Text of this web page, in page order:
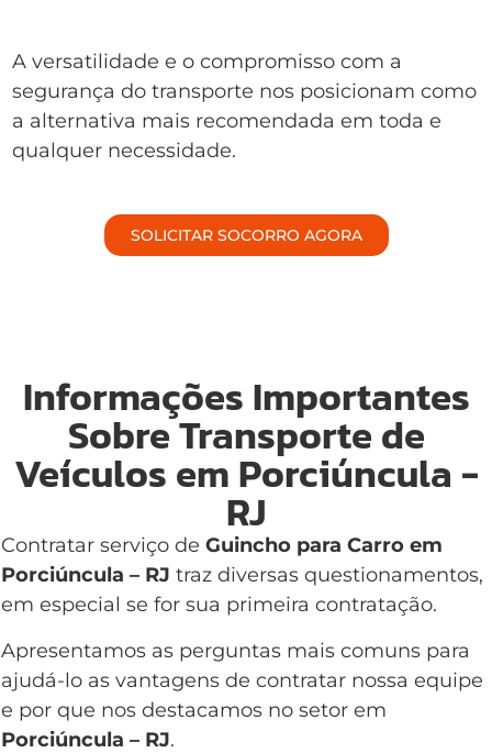
A versatilidade e o compromisso com a
segurança do transporte nos posicionam como
a alternativa mais recomendada em toda e
qualquer necessidade.
SOLICITAR SOCORRO AGORA
Informações Importantes
Sobre Transporte de
Veículos em Porciúncula -
RJ
Contratar serviço de Guincho para Carro em
Porciúncula – RJ traz diversas questionamentos,
em especial se for sua primeira contratação.
Apresentamos as perguntas mais comuns para
ajudá-lo as vantagens de contratar nossa equipe
e por que nos destacamos no setor em
Porciúncula – RJ.